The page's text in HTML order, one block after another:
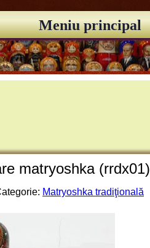
Meniu principal
matryoshka (rrdx01)
Matryoshka tradiţională